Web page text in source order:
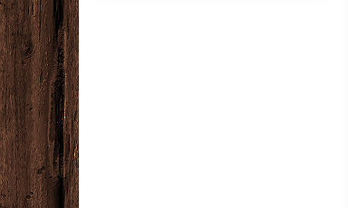
VINYLGULV VAREPRØVE